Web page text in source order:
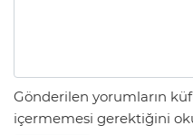
Gönderilen yorumların
içermemesi gerektiğini